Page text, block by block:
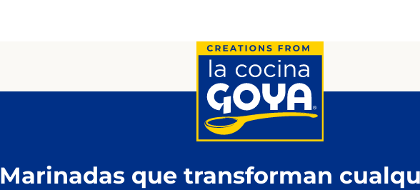
Marinadas que transforman